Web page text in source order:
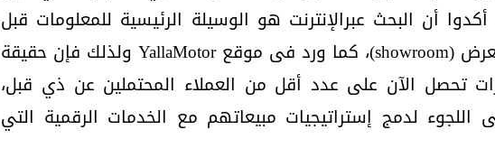
الخليج لعام 2020 أكدوا أن البحث عبرالإنترنت هو الوسيلة الرئيسية للمعلومات قبل
الذهاب لصالات العرض (showroom)، كما ورد فى موقع YallaMotor ولذلك فإن حقيقة
تحصل الآن على عدد أقل من العملاء المحتملين عن ذي قبل،
لدمج إستراتيجيات مبيعاتهم مع الخدمات الرقمية التي